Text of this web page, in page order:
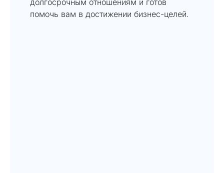
помочь вам в достижении бизнес-целей.